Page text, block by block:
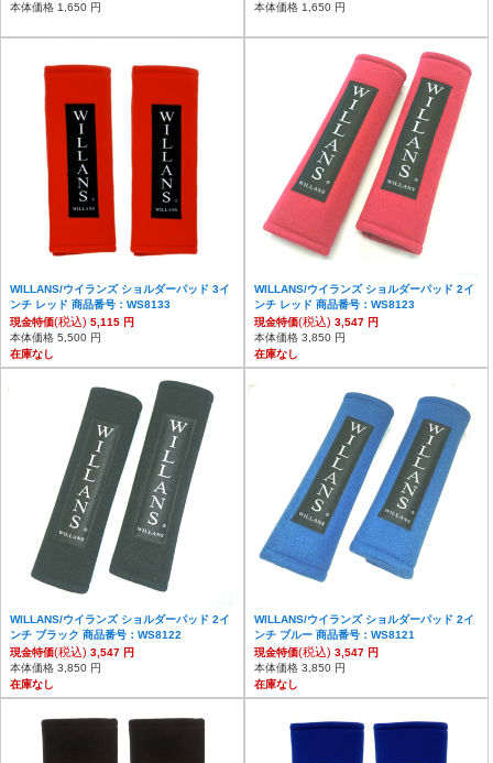
本体価格 1,650 円
本体価格 1,650 円
WILLANS/ウイランズ ショルダーパッド 3イ
ンチ レッド 商品番号：WS8133
現金特価(税込) 5,115 円
本体価格 5,500 円
在庫なし
WILLANS/ウイランズ ショルダーパッド 2イ
ンチ レッド 商品番号：WS8123
現金特価(税込) 3,547 円
本体価格 3,850 円
在庫なし
WILLANS/ウイランズ ショルダーパッド 2イ
ンチ ブラック 商品番号：WS8122
現金特価(税込) 3,547 円
本体価格 3,850 円
在庫なし
WILLANS/ウイランズ ショルダーパッド 2イ
ンチ ブルー 商品番号：WS8121
現金特価(税込) 3,547 円
本体価格 3,850 円
在庫なし